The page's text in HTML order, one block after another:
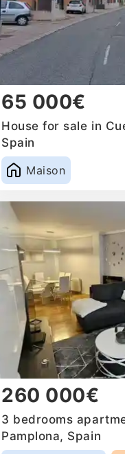
65 000€
House for sale in
Spain
Maison
260 000€
3 bedrooms
Pamplona, Spain